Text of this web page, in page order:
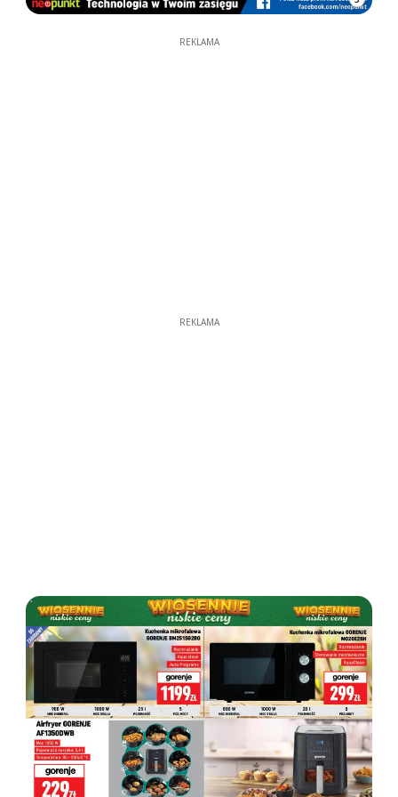
REKLAMA
REKLAMA